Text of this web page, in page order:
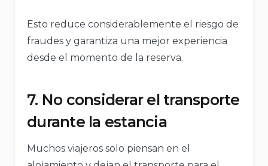
Esto reduce considerablemente el riesgo de
fraudes y garantiza una mejor experiencia
desde el momento de la reserva.
7. No considerar el transporte
durante la estancia
Muchos viajeros solo piensan en el